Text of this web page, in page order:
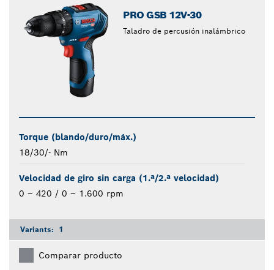
PRO GSB 12V-30
Taladro de percusión inalámbrico
Torque (blando/duro/máx.)
18/30/- Nm
Velocidad de giro sin carga (1.ª/2.ª velocidad)
0 – 420 / 0 – 1.600 rpm
Variants: 1
Comparar producto